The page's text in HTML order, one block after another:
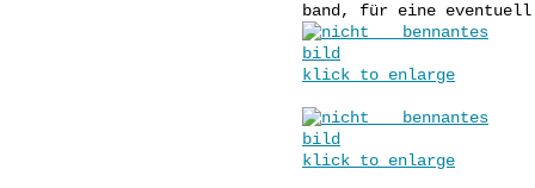
band, für eine
klick to enlarge
klick to enlarge